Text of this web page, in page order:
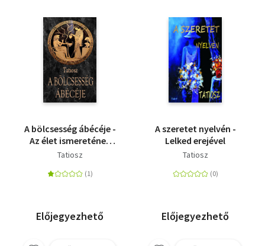
A bölcsesség ábécéje -
Az élet ismeretének
kézikönyve
Tatiosz
Előjegyezhető
A szeretet nyelvén -
Lelked erejével
Tatiosz
Előjegyezhető